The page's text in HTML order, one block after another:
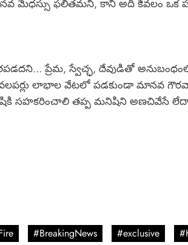
మేధస్సు ఫలితమని, కానీ అది కేవలం
ప్రేమ, స్వేచ్ఛ, దేవుడితో
లాభాల వేటలో పడకుండా మానవ
సహకరించాలి తప్ప మనిషిని అణచివేసే
#BreakingNews #exclusive